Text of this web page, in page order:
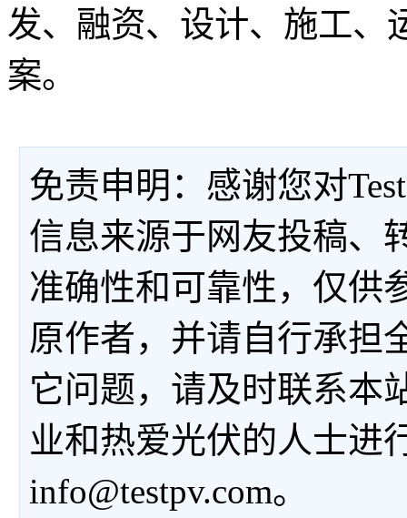
发、融资、设计、施工、
案。
免责申明：感谢您对
信息来源于网友投稿、
准确性和可靠性，仅供
原作者，并请自行承担
它问题，请及时联系本
业和热爱光伏的人士进
info@testpv.com。